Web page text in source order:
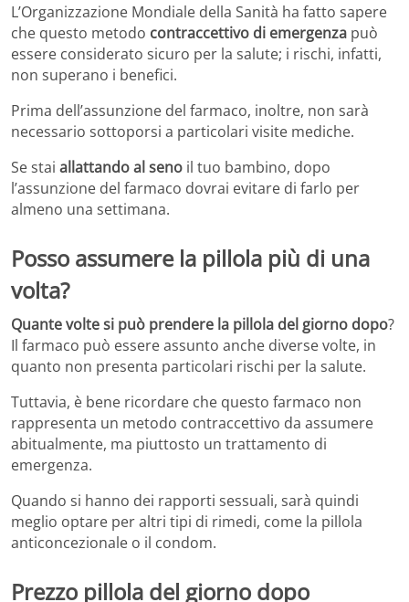
L’Organizzazione Mondiale della Sanità ha fatto sapere
che questo metodo contraccettivo di emergenza può
essere considerato sicuro per la salute; i rischi, infatti,
non superano i benefici.
Prima dell’assunzione del farmaco, inoltre, non sarà
necessario sottoporsi a particolari visite mediche.
Se stai allattando al seno il tuo bambino, dopo
l’assunzione del farmaco dovrai evitare di farlo per
almeno una settimana.
Posso assumere la pillola più di una
volta?
Quante volte si può prendere la pillola del giorno dopo?
Il farmaco può essere assunto anche diverse volte, in
quanto non presenta particolari rischi per la salute.
Tuttavia, è bene ricordare che questo farmaco non
rappresenta un metodo contraccettivo da assumere
abitualmente, ma piuttosto un trattamento di
emergenza.
Quando si hanno dei rapporti sessuali, sarà quindi
meglio optare per altri tipi di rimedi, come la pillola
anticoncezionale o il condom.
Prezzo pillola del giorno dopo